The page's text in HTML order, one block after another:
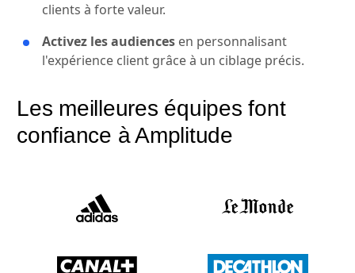
clients à forte valeur.
Activez les audiences en personnalisant
l'expérience client grâce à un ciblage précis.
Les meilleures équipes font
confiance à Amplitude